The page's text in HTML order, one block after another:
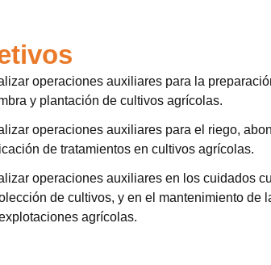
operaciones auxiliares para la
y plantación de cultivos agrícolas.
operaciones auxiliares para el riego,
de tratamientos en cultivos agrícolas.
operaciones auxiliares en los cuidados
de cultivos, y en el mantenimiento de
agrícolas.